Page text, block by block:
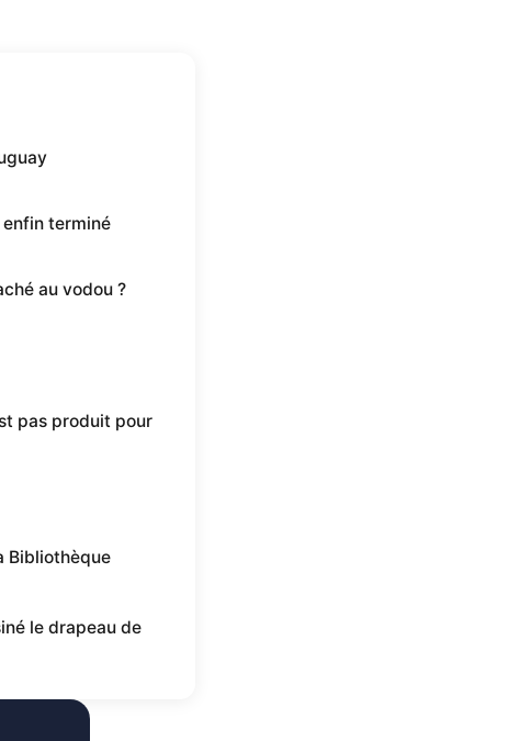
terminé
au vodou ?
pas produit pour
Bibliothèque
le drapeau de